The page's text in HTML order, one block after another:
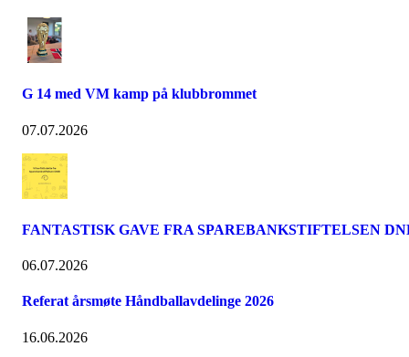
G 14 med VM kamp på klubbrommet
07.07.2026
FANTASTISK GAVE FRA SPAREBANKSTIFTELSEN
06.07.2026
Referat årsmøte Håndballavdelinge 2026
16.06.2026